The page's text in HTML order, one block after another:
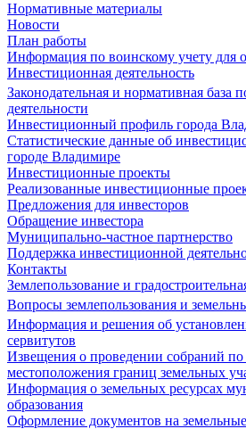
Нормативные материалы
Новости
План работы
Информация по воинскому учету для
Инвестиционная деятельность
Законодательная и нормативная база
деятельности
Инвестиционный профиль города
Статистические данные об
городе Владимире
Инвестиционные проекты
Реализованные инвестиционные
Предложения для инвесторов
Обращение инвестора
Муниципально-частное партнерство
Поддержка инвестиционной
Контакты
Землепользование и
Вопросы землепользования и
Информация и решения об
сервитутов
Извещения о проведении собраний по
местоположения границ земельных
Информация о земельных ресурсах
образования
Оформление документов на